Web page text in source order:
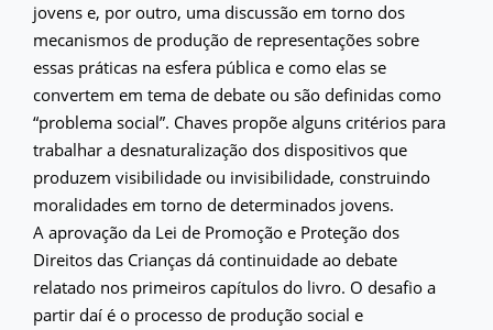
jovens e, por outro, uma discussão em torno dos
mecanismos de produção de representações sobre
essas práticas na esfera pública e como elas se
convertem em tema de debate ou são definidas como
“problema social”. Chaves propõe alguns critérios para
trabalhar a desnaturalização dos dispositivos que
produzem visibilidade ou invisibilidade, construindo
moralidades em torno de determinados jovens.
A aprovação da Lei de Promoção e Proteção dos
Direitos das Crianças dá continuidade ao debate
relatado nos primeiros capítulos do livro. O desafio a
partir daí é o processo de produção social e